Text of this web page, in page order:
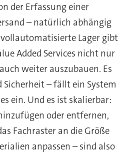
der Erfassung einer
– natürlich abhängig
Lager gibt
Added Services nicht nur
weiter auszubauen. Es
Sicherheit – fällt ein System
ein. Und es ist skalierbar:
oder entfernen,
Fachraster an die Größe
anpassen – sind also